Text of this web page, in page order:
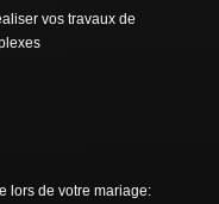
vos travaux de
lors de votre mariage: